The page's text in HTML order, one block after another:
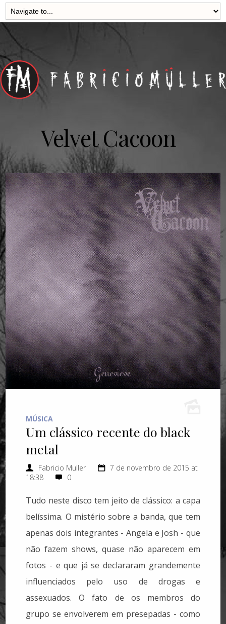
Velvet Cacoon
MÚSICA
Um clássico recente do black
metal
Fabricio Muller
7 de novembro de 2015 at
18:38
0
Tudo neste disco tem jeito de clássico: a capa
belíssima. O mistério sobre a banda, que tem
apenas dois integrantes - Angela e Josh - que
não fazem shows, quase não aparecem em
fotos - e que já se declararam grandemente
influenciados pelo uso de drogas e
assexuados. O fato de os membros do
grupo se envolverem em presepadas - como